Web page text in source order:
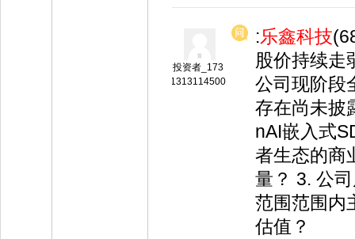
投资者_173
1313114500
:乐鑫科技
股价持续走
公司现阶段
存在尚未披
nAI嵌入式
者生态的商
量？ 3. 公
范围范围内
估值？